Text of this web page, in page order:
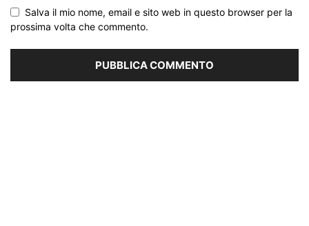
Salva il mio nome, email e sito web in questo browser per la
prossima volta che commento.